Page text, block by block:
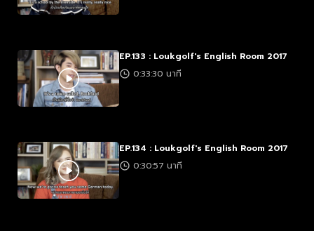
EP.133 : Loukgolf's English Room 2017
0:33:30 นาที
EP.134 : Loukgolf's English Room 2017
0:30:57 นาที